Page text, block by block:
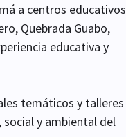
a centros educativos
Quebrada Guabo,
educativa y
temáticos y talleres
y ambiental del